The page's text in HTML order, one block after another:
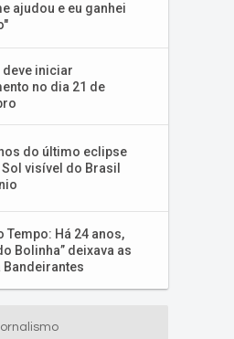
ajudou e eu ganhei
deve iniciar
no dia 21 de
do último eclipse
visível do Brasil
Tempo: Há 24 anos,
Bolinha” deixava as
Bandeirantes